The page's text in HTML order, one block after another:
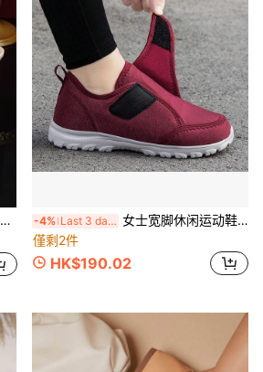
-4% Last 3 days 女士宽脚休闲运动鞋，圆头宽松可调节绑带糖尿病鞋，时尚增高步行鞋，红色
僅剩2件
HK$190.02